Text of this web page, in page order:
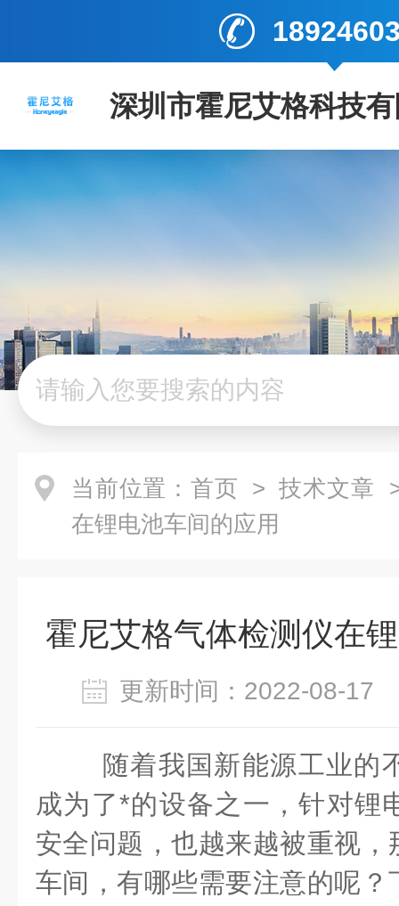
深圳市霍尼艾格科技
当前位置： 首页 > 技术文章
在锂电池车间的应用
霍尼艾格气体检测仪在
更新时间：2022-08-
随着我国新能源工业的
成为了*的设备之一，针对锂
安全问题，也越来越被重视
车间，有哪些需要注意的呢